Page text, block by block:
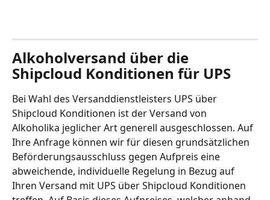
Alkoholversand über die
Shipcloud Konditionen für UPS
Bei Wahl des Versanddienstleisters UPS über
Shipcloud Konditionen ist der Versand von
Alkoholika jeglicher Art generell ausgeschlossen. Auf
Ihre Anfrage können wir für diesen grundsätzlichen
Beförderungsausschluss gegen Aufpreis eine
abweichende, individuelle Regelung in Bezug auf
Ihren Versand mit UPS über Shipcloud Konditionen